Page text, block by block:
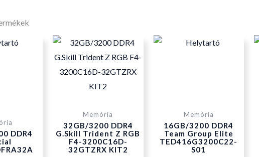
DDR4
Memória
32GB/3200 DDR4
G.Skill Trident Z RGB
F4-3200C16D-
32GTZRX KIT2
Memória
16GB/3200 DDR4
Team Group Elite
TED416G3200C22-
S01